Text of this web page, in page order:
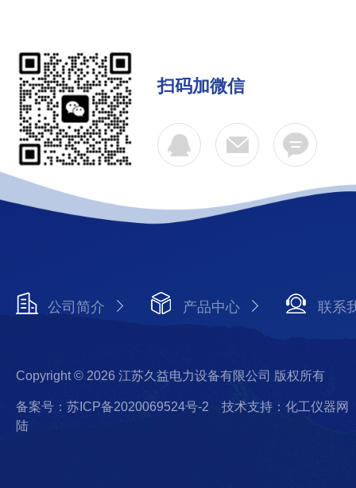
扫码加微信
公司简介 产品中心 联系
Copyright © 2026 江苏久益电力设备有限公司 版权所有
备案号：苏ICP备2020069524号-2
技术支持：化工仪器网
陆